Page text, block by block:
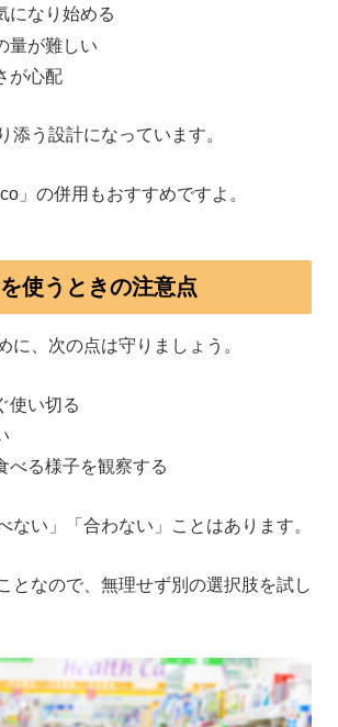
になり始める
量が難しい
が心配
添う設計になっています。
」の併用もおすすめですよ。
使うときの注意点
に、次の点は守りましょう。
使い切る
べる様子を観察する
ない」「合わない」ことはあります。
となので、無理せず別の選択肢を試し